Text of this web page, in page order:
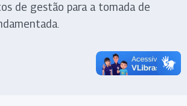
de gestão para a tomada de